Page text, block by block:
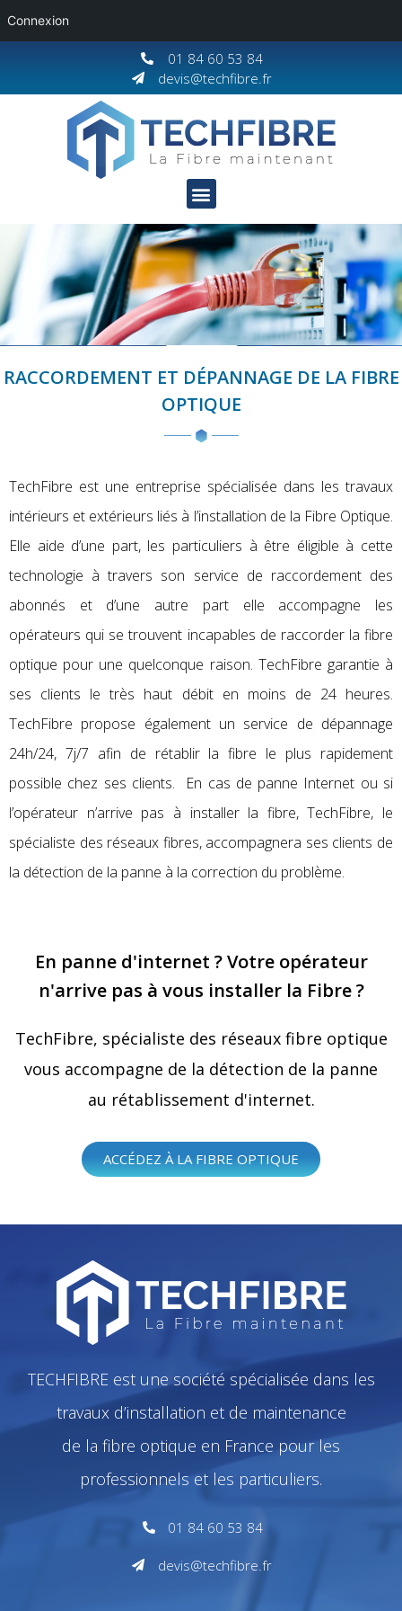
Connexion
01 84 60 53 84
devis@techfibre.fr
RACCORDEMENT ET DÉPANNAGE DE LA FIBRE
OPTIQUE
TechFibre est une entreprise spécialisée dans les travaux
intérieurs et extérieurs liés à l’installation de la Fibre Optique.
Elle aide d’une part, les particuliers à être éligible à cette
technologie à travers son service de raccordement des
abonnés et d’une autre part elle accompagne les
opérateurs qui se trouvent incapables de raccorder la fibre
optique pour une quelconque raison. TechFibre garantie à
ses clients le très haut débit en moins de 24 heures.
TechFibre propose également un service de dépannage
24h/24, 7j/7 afin de rétablir la fibre le plus rapidement
possible chez ses clients. En cas de panne Internet ou si
l’opérateur n’arrive pas à installer la fibre, TechFibre, le
spécialiste des réseaux fibres, accompagnera ses clients de
la détection de la panne à la correction du problème.
En panne d'internet ? Votre opérateur
n'arrive pas à vous installer la Fibre ?
TechFibre, spécialiste des réseaux fibre optique
vous accompagne de la détection de la panne
au rétablissement d'internet.
ACCÉDEZ À LA FIBRE OPTIQUE
TECHFIBRE est une société spécialisée dans les
travaux d’installation et de maintenance
de la fibre optique en France pour les
professionnels et les particuliers.
01 84 60 53 84
devis@techfibre.fr